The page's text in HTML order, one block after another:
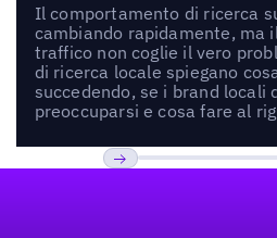
Il comportamento di ricerca
cambiando rapidamente, ma
traffico non coglie il vero
di ricerca locale spiegano
succedendo, se i brand locali
preoccuparsi e cosa fare al